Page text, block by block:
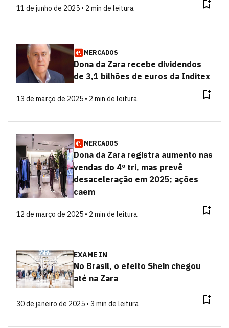
11 de junho de 2025 • 2 min de leitura
MERCADOS
Dona da Zara recebe dividendos
de 3,1 bilhões de euros da Inditex
13 de março de 2025 • 2 min de leitura
MERCADOS
Dona da Zara registra aumento nas
vendas do 4º tri, mas prevê
desaceleração em 2025; ações
caem
12 de março de 2025 • 2 min de leitura
EXAME IN
No Brasil, o efeito Shein chegou
até na Zara
30 de janeiro de 2025 • 3 min de leitura